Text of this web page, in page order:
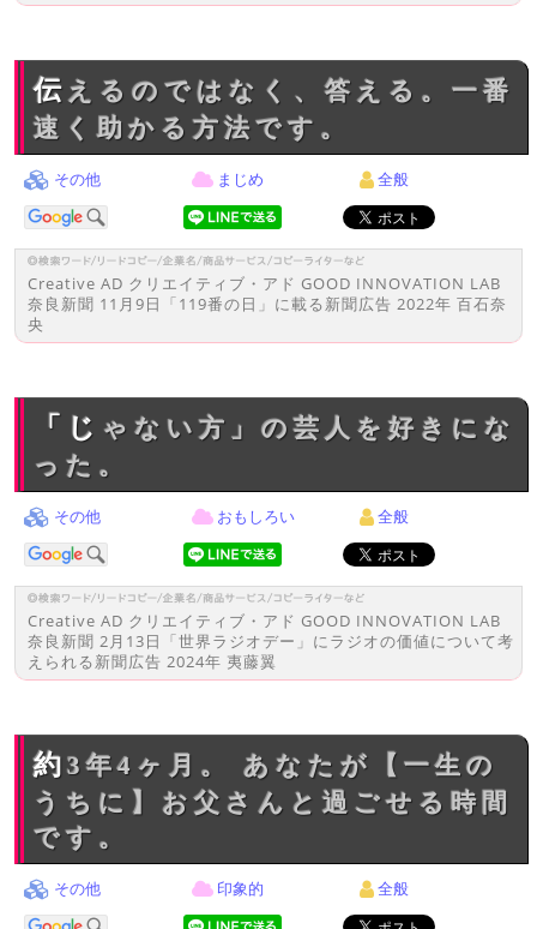
伝えるのではなく、答える。一番
速く助かる方法です。
その他 まじめ 全般
Creative AD クリエイティブ・アド GOOD INNOVATION LAB
奈良新聞 11月9日「119番の日」に載る新聞広告 2022年 百石奈
央
「じゃない方」の芸人を好きにな
った。
その他 おもしろい 全般
Creative AD クリエイティブ・アド GOOD INNOVATION LAB
奈良新聞 2月13日「世界ラジオデー」にラジオの価値について考
えられる新聞広告 2024年 夷藤翼
約3年4ヶ月。 あなたが【一生の
うちに】お父さんと過ごせる時間
です。
その他 印象的 全般